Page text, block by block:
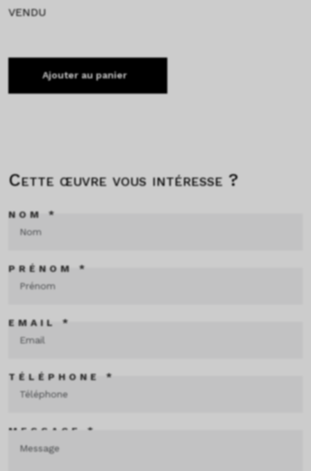
VENDU
Ajouter au panier
Cette œuvre vous intéresse ?
NOM *
PRÉNOM *
EMAIL *
TÉLÉPHONE *
MESSAGE *